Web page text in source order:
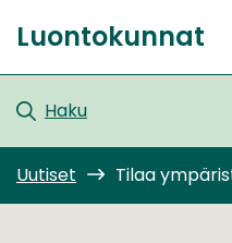
sisältöön
Etusivu
Luontokunnat
Haku
Uutiset Tilaa